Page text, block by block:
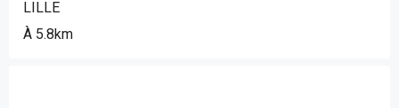
LILLE
À 5.8km